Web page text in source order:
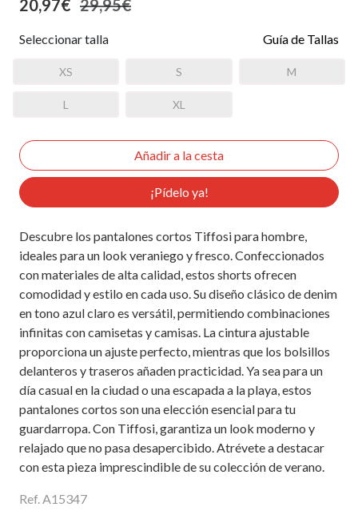
20,97€ 29,95€
Seleccionar talla Guía de Tallas
XS S M
L XL
¡Pídelo ya!
Descubre los pantalones cortos Tiffosi para hombre,
ideales para un look veraniego y fresco. Confeccionados
con materiales de alta calidad, estos shorts ofrecen
comodidad y estilo en cada uso. Su diseño clásico de denim
en tono azul claro es versátil, permitiendo combinaciones
infinitas con camisetas y camisas. La cintura ajustable
proporciona un ajuste perfecto, mientras que los bolsillos
delanteros y traseros añaden practicidad. Ya sea para un
día casual en la ciudad o una escapada a la playa, estos
pantalones cortos son una elección esencial para tu
guardarropa. Con Tiffosi, garantiza un look moderno y
relajado que no pasa desapercibido. Atrévete a destacar
con esta pieza imprescindible de su colección de verano.
Ref. A15347